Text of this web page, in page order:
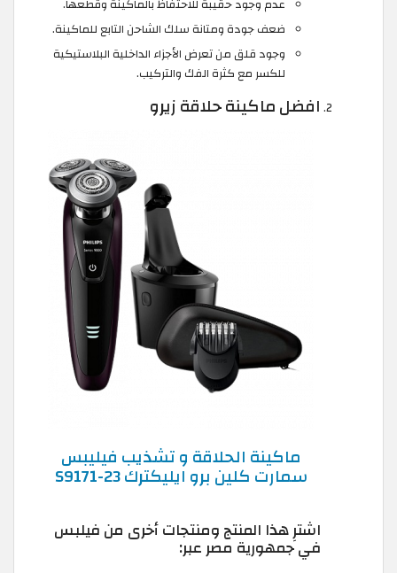
عدم وجود حقيبة للاحتفاظ بالماكينة وقطعها.
ضعف جودة ومتانة سلك الشاحن التابع للماكينة.
وجود قلق من تعرض الأجزاء الداخلية البلاستيكية
للكسر مع كثرة الفك والتركيب.
افضل ماكينة حلاقة زيرو
ماكينة الحلاقة و تشذيب فيليبس
سمارت كلين برو ايليكترك S9171-23
اشترِ هذا المنتج ومنتجات أخرى من فيلبس
في جمهورية مصر عبر: